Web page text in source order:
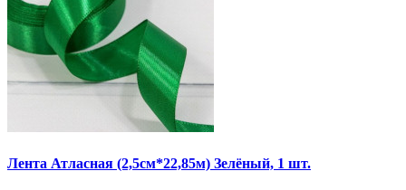
Лента Атласная (2,5см*22,85м) Зелёный, 1 шт.